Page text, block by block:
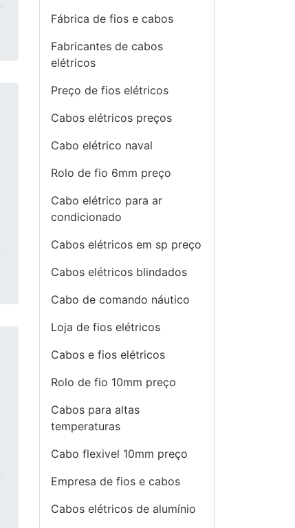
Fábrica de fios e cabos
Fabricantes de cabos
elétricos
Preço de fios elétricos
Cabos elétricos preços
Cabo elétrico naval
Rolo de fio 6mm preço
Cabo elétrico para ar
condicionado
Cabos elétricos em sp preço
Cabos elétricos blindados
Cabo de comando náutico
Loja de fios elétricos
Cabos e fios elétricos
Rolo de fio 10mm preço
Cabos para altas
temperaturas
Cabo flexivel 10mm preço
Empresa de fios e cabos
Cabos elétricos de alumínio